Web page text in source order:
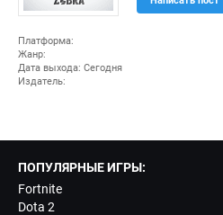
)
Платформа:
Жанр:
Дата выхода: Сегодня
Издатель:
ПОПУЛЯРНЫЕ ИГРЫ:
Fortnite
Dota 2